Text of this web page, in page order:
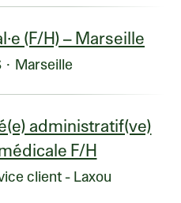
(F/H) – Marseille
· Marseille
administratif(ve)
F/H
client - Laxou